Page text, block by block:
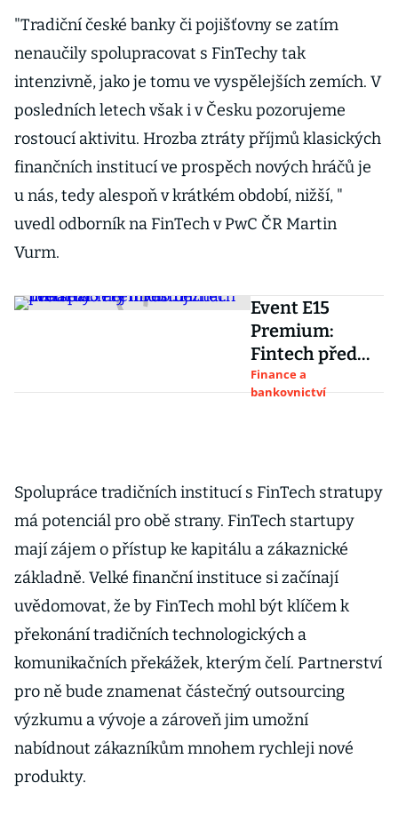
"Tradiční české banky či pojišťovny se zatím
nenaučily spolupracovat s FinTechy tak
intenzivně, jako je tomu ve vyspělejších zemích. V
posledních letech však i v Česku pozorujeme
rostoucí aktivitu. Hrozba ztráty příjmů klasických
finančních institucí ve prospěch nových hráčů je
u nás, tedy alespoň v krátkém období, nižší, "
uvedl odborník na FinTech v PwC ČR Martin
Vurm.
Event E15
Premium:
Fintech před
pár lety nikdo
neznal. Teď se
Finance a
bankovnictví
Spolupráce tradičních institucí s FinTech stratupy
má potenciál pro obě strany. FinTech startupy
mají zájem o přístup ke kapitálu a zákaznické
základně. Velké finanční instituce si začínají
uvědomovat, že by FinTech mohl být klíčem k
překonání tradičních technologických a
komunikačních překážek, kterým čelí. Partnerství
pro ně bude znamenat částečný outsourcing
výzkumu a vývoje a zároveň jim umožní
nabídnout zákazníkům mnohem rychleji nové
produkty.